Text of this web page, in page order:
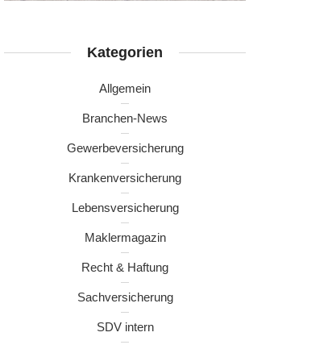
Kategorien
Allgemein
Branchen-News
Gewerbeversicherung
Krankenversicherung
Lebensversicherung
Maklermagazin
Recht & Haftung
Sachversicherung
SDV intern